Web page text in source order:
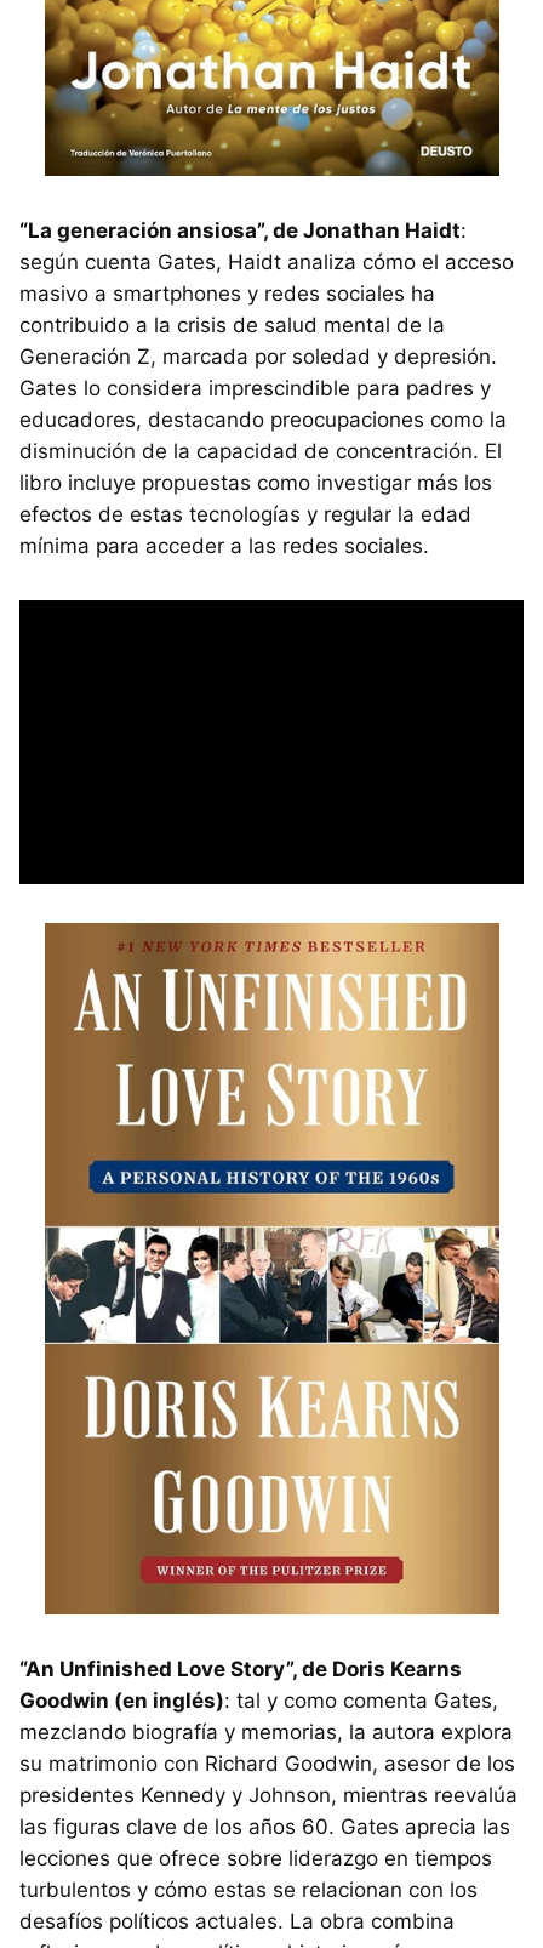
“La generación ansiosa”, de Jonathan Haidt:
según cuenta Gates, Haidt analiza cómo el acceso
masivo a smartphones y redes sociales ha
contribuido a la crisis de salud mental de la
Generación Z, marcada por soledad y depresión.
Gates lo considera imprescindible para padres y
educadores, destacando preocupaciones como la
disminución de la capacidad de concentración. El
libro incluye propuestas como investigar más los
efectos de estas tecnologías y regular la edad
mínima para acceder a las redes sociales.
“An Unfinished Love Story”, de Doris Kearns
Goodwin (en inglés): tal y como comenta Gates,
mezclando biografía y memorias, la autora explora
su matrimonio con Richard Goodwin, asesor de los
presidentes Kennedy y Johnson, mientras reevalúa
las figuras clave de los años 60. Gates aprecia las
lecciones que ofrece sobre liderazgo en tiempos
turbulentos y cómo estas se relacionan con los
desafíos políticos actuales. La obra combina